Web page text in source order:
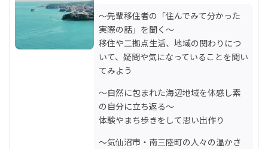
～先輩移住者の「住んでみて分かった
実際の話」を聞く～
移住や二拠点生活、地域の関わりにつ
いて、疑問や気になっていることを聞い
てみよう
～自然に包まれた海辺地域を体感し素
の自分に立ち返る～
体験やまち歩きをして思い出作り
～気仙沼市・南三陸町の人々の温かさ